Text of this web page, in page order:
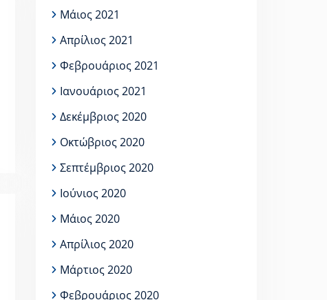
Μάιος 2021
Απρίλιος 2021
Φεβρουάριος 2021
Ιανουάριος 2021
Δεκέμβριος 2020
Οκτώβριος 2020
Σεπτέμβριος 2020
Ιούνιος 2020
Μάιος 2020
Απρίλιος 2020
Μάρτιος 2020
Φεβρουάριος 2020